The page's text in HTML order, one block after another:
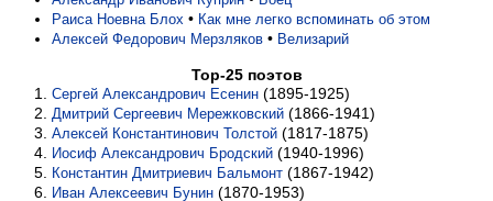
Раиса Ноевна Блох • Как мне легко вспоминать об этом
Алексей Федорович Мерзляков • Велизарий
Top-25 поэтов
Сергей Александрович Есенин (1895-1925)
Дмитрий Сергеевич Мережковский (1866-1941)
Алексей Константинович Толстой (1817-1875)
Иосиф Александрович Бродский (1940-1996)
Константин Дмитриевич Бальмонт (1867-1942)
Иван Алексеевич Бунин (1870-1953)